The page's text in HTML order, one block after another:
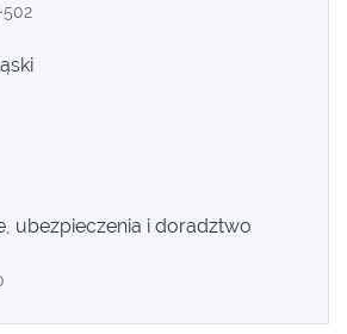
502
ubezpieczenia i doradztwo